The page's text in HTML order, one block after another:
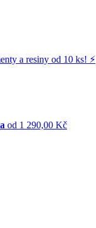
a resiny od 10 ks! ⚡️
od 1 290,00 Kč